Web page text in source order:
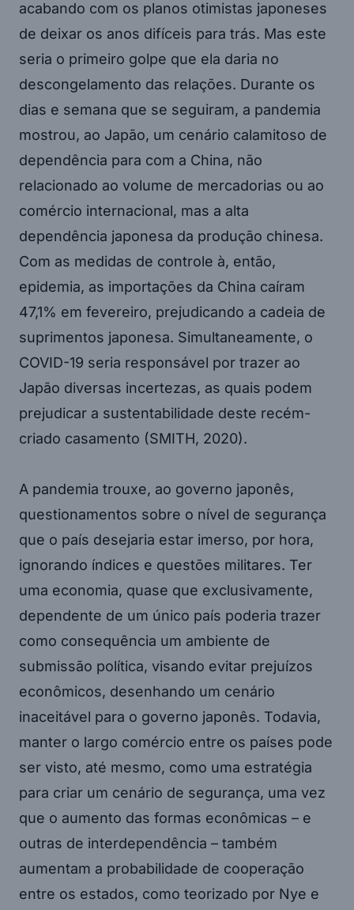
acabando com os planos otimistas japoneses
de deixar os anos difíceis para trás. Mas este
seria o primeiro golpe que ela daria no
descongelamento das relações. Durante os
dias e semana que se seguiram, a pandemia
mostrou, ao Japão, um cenário calamitoso de
dependência para com a China, não
relacionado ao volume de mercadorias ou ao
comércio internacional, mas a alta
dependência japonesa da produção chinesa.
Com as medidas de controle à, então,
epidemia, as importações da China caíram
47,1% em fevereiro, prejudicando a cadeia de
suprimentos japonesa. Simultaneamente, o
COVID-19 seria responsável por trazer ao
Japão diversas incertezas, as quais podem
prejudicar a sustentabilidade deste recém-
criado casamento (SMITH, 2020).
A pandemia trouxe, ao governo japonês,
questionamentos sobre o nível de segurança
que o país desejaria estar imerso, por hora,
ignorando índices e questões militares. Ter
uma economia, quase que exclusivamente,
dependente de um único país poderia trazer
como consequência um ambiente de
submissão política, visando evitar prejuízos
econômicos, desenhando um cenário
inaceitável para o governo japonês. Todavia,
manter o largo comércio entre os países pode
ser visto, até mesmo, como uma estratégia
para criar um cenário de segurança, uma vez
que o aumento das formas econômicas – e
outras de interdependência – também
aumentam a probabilidade de cooperação
entre os estados, como teorizado por Nye e